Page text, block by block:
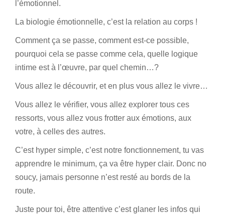
l’émotionnel.
La biologie émotionnelle, c’est la relation au corps !
Comment ça se passe, comment est-ce possible,
pourquoi cela se passe comme cela, quelle logique
intime est à l’œuvre, par quel chemin…?
Vous allez le découvrir, et en plus vous allez le vivre…
Vous allez le vérifier, vous allez explorer tous ces
ressorts, vous allez vous frotter aux émotions, aux
votre, à celles des autres.
C’est hyper simple, c’est notre fonctionnement, tu vas
apprendre le minimum, ça va être hyper clair. Donc no
soucy, jamais personne n’est resté au bords de la
route.
Juste pour toi, être attentive c’est glaner les infos qui